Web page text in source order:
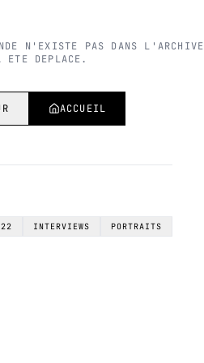
N'EXISTE PAS DANS L'ARCHIVE
ETE DEPLACE.
ACCUEIL
INTERVIEWS PORTRAITS